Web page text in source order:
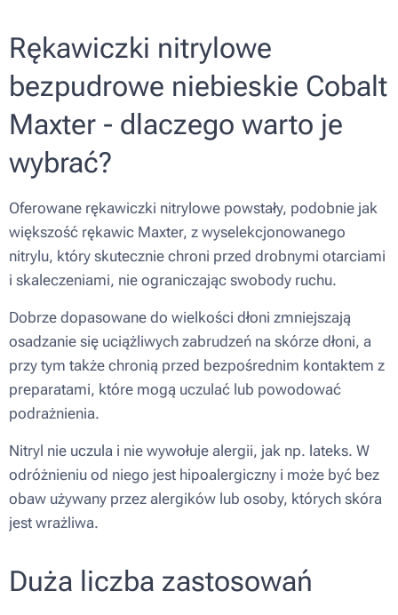
Rękawiczki nitrylowe
bezpudrowe niebieskie Cobalt
Maxter - dlaczego warto je
wybrać?
Oferowane rękawiczki nitrylowe powstały, podobnie jak
większość rękawic Maxter, z wyselekcjonowanego
nitrylu, który skutecznie chroni przed drobnymi otarciami
i skaleczeniami, nie ograniczając swobody ruchu.
Dobrze dopasowane do wielkości dłoni zmniejszają
osadzanie się uciążliwych zabrudzeń na skórze dłoni, a
przy tym także chronią przed bezpośrednim kontaktem z
preparatami, które mogą uczulać lub powodować
podrażnienia.
Nitryl nie uczula i nie wywołuje alergii, jak np. lateks. W
odróżnieniu od niego jest hipoalergiczny i może być bez
obaw używany przez alergików lub osoby, których skóra
jest wrażliwa.
Duża liczba zastosowań